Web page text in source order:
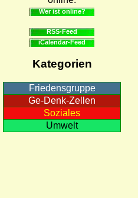
Wer ist online?
RSS-Feed
iCalendar-Feed
Kategorien
Friedensgruppe
Ge-Denk-Zellen
Soziales
Umwelt